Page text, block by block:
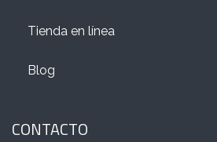
Tienda en línea
Blog
CONTACTO